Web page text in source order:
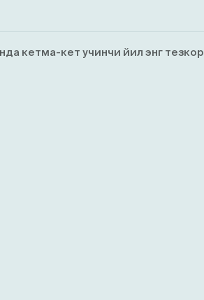
кетма-кет учинчи йил энг тезкор